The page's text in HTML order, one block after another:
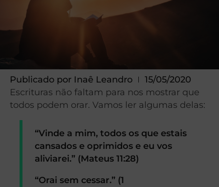
Publicado por Inaê Leandro
15/05/2020
Escrituras não faltam para nos mostrar que
todos podem orar. Vamos ler algumas delas:
“Vinde a mim, todos os que estais
cansados e oprimidos e eu vos
aliviarei.” (Mateus 11:28)
“Orai sem cessar.” (1